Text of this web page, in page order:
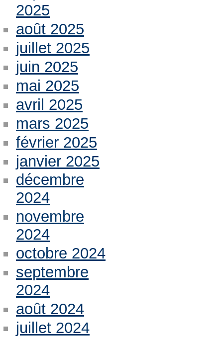
2025
août 2025
juillet 2025
juin 2025
mai 2025
avril 2025
mars 2025
février 2025
janvier 2025
décembre
2024
novembre
2024
octobre 2024
septembre
2024
août 2024
juillet 2024